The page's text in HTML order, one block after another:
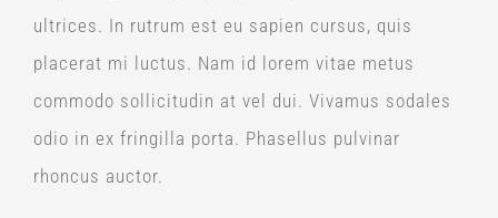
ultrices. In rutrum est eu sapien cursus, quis
placerat mi luctus. Nam id lorem vitae metus
commodo sollicitudin at vel dui. Vivamus sodales
odio in ex fringilla porta. Phasellus pulvinar
rhoncus auctor.